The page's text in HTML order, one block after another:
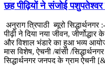
छह पीढ़ियों ने संजोई पशुपतेश्वर
अनुराग त्रिपाठी ब्यूरो
पीढ़ी ने दिया नया जीवन,
और विशाल भंडारे का हुआ भव्य
मास विशेष, ऐचनी /बांसी /
सिद्धार्थनगर जनपद के ग्राम ऐचनी